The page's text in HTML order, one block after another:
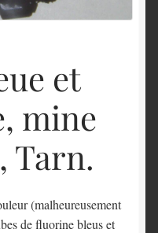
et
mine
Tarn.
(malheureusement
de fluorine bleus et